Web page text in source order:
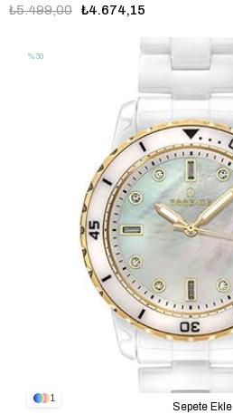
₺4.674,15
₺5.499,00
1
Sepete Ekle
%30